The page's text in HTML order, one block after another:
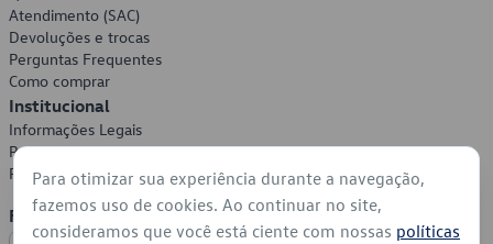
Atendimento (SAC)
Devoluções e trocas
Perguntas Frequentes
Como comprar
Institucional
Informações Legais
Política de Privacidade
Política de Cookies
Formas de Pagamento
Para otimizar sua experiência durante a navegação,
fazemos uso de cookies. Ao continuar no site,
consideramos que você está ciente com nossas políticas